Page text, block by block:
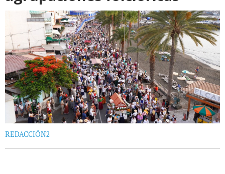
REDACCIÓN2